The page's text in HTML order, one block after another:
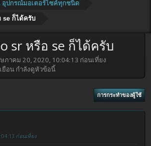
อุปกรณ์มอเตอร์ไซค์ทุกชนิด
se ก็ได้ครับ
sr หรือ se ก็ได้ครับ
ภาคม 20, 2020, 10:04:13 ก่อนเที่ยง
ยือน กำลังดูหัวข้อนี้
การกระทำของผู้ใช้
ก่อนเที่ยง